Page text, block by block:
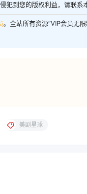
犯到您的版权利益，请联系
。全站所有资源“VIP会员无
美剧星球